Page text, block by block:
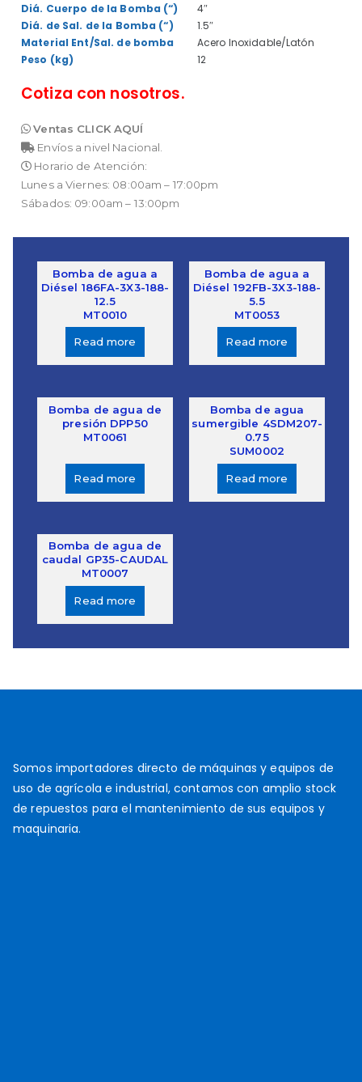
Diá. Cuerpo de la Bomba (“)
Diá. de Sal. de la Bomba (“)
Material Ent/Sal. de bomba
Peso (kg)
4″
1.5″
Acero Inoxidable/Latón
12
Cotiza con nosotros.
Ventas CLICK AQUÍ
Envíos a nivel Nacional.
Horario de Atención:
Lunes a Viernes: 08:00am – 17:00pm
Sábados: 09:00am – 13:00pm
Bomba de agua a
Diésel 186FA-3X3-188-
12.5
MT0010
Read more
Bomba de agua a
Diésel 192FB-3X3-188-
5.5
MT0053
Read more
Bomba de agua de
presión DPP50
MT0061
Read more
Bomba de agua
sumergible 4SDM207-
0.75
SUM0002
Read more
Bomba de agua de
caudal GP35-CAUDAL
MT0007
Read more
Somos importadores directo de máquinas y equipos de
uso de agrícola e industrial, contamos con amplio stock
de repuestos para el mantenimiento de sus equipos y
maquinaria.